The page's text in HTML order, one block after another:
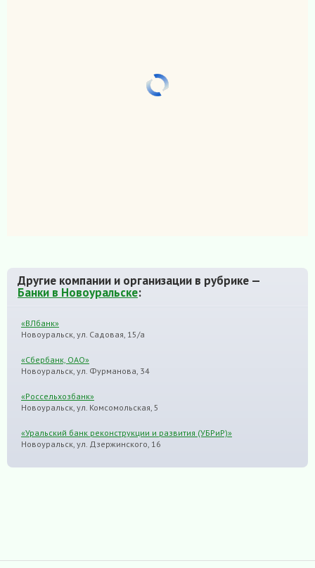
Другие компании и организации в рубрике —
Банки в Новоуральске:
«ВЛбанк»
Новоуральск, ул. Садовая, 15/а
«Сбербанк, ОАО»
Новоуральск, ул. Фурманова, 34
«Россельхозбанк»
Новоуральск, ул. Комсомольская, 5
«Уральский банк реконструкции и развития (УБРиР)»
Новоуральск, ул. Дзержинского, 16